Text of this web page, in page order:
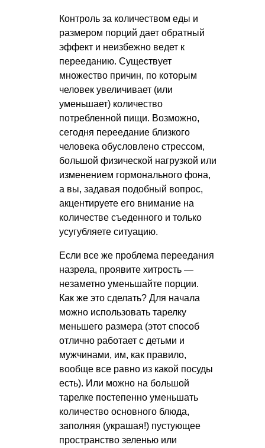
Контроль за количеством еды и
размером порций дает обратный
эффект и неизбежно ведет к
перееданию. Существует
множество причин, по которым
человек увеличивает (или
уменьшает) количество
потребленной пищи. Возможно,
сегодня переедание близкого
человека обусловлено стрессом,
большой физической нагрузкой или
изменением гормонального фона,
а вы, задавая подобный вопрос,
акцентируете его внимание на
количестве съеденного и только
усугубляете ситуацию.
Если все же проблема переедания
назрела, проявите хитрость —
незаметно уменьшайте порции.
Как же это сделать? Для начала
можно использовать тарелку
меньшего размера (этот способ
отлично работает с детьми и
мужчинами, им, как правило,
вообще все равно из какой посуды
есть). Или можно на большой
тарелке постепенно уменьшать
количество основного блюда,
заполняя (украшая!) пустующее
пространство зеленью или